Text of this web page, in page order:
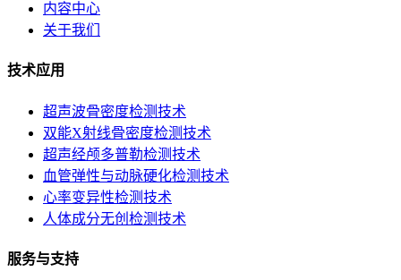
内容中心
关于我们
技术应用
超声波骨密度检测技术
双能X射线骨密度检测技术
超声经颅多普勒检测技术
血管弹性与动脉硬化检测技术
心率变异性检测技术
人体成分无创检测技术
服务与支持